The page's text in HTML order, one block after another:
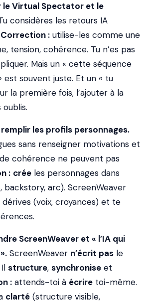
le Virtual Spectator et le
considères les retours IA
Correction : utilise-les comme une
tension, cohérence. Tu n’es pas
Mais un « cette séquence
est souvent juste. Et un « tu
la première fois, l’ajouter à la
remplir les profils personnages.
sans renseigner motivations et
cohérence ne peuvent pas
: crée les personnages dans
backstory, arc). ScreenWeaver
dérives (voix, croyances) et te
ScreenWeaver et « l’IA qui
ScreenWeaver n’écrit pas le
structure, synchronise et
: attends-toi à écrire toi-même.
clarté (structure visible,